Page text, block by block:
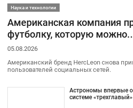
Наука и технологии
Американская компания
футболку, которую можно..
05.08.2026
Американский бренд HercLeon снова
пользователей социальных сетей.
Астрономы впервые
системе